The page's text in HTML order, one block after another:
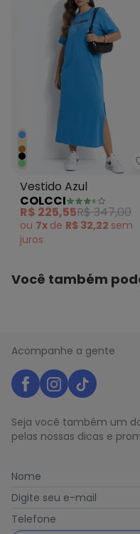
Vestido Azul
COLCCI
R$ 225,55R$ 347,00
ou 7x de R$ 32,22 sem
juros
Você também
Acompanhe a gente
Seja você também um
pelas nossas dicas e
Nome
Digite seu e-mail
Telefone